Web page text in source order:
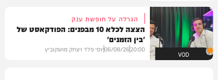
VOD
הגרלה על חופשת ענק
הצצה לכלא 10 מבפנים: הפודקאסט של
'בין הזמנים'
20:00
06/08/26יוסי פלד ויצחק מושקוביץ